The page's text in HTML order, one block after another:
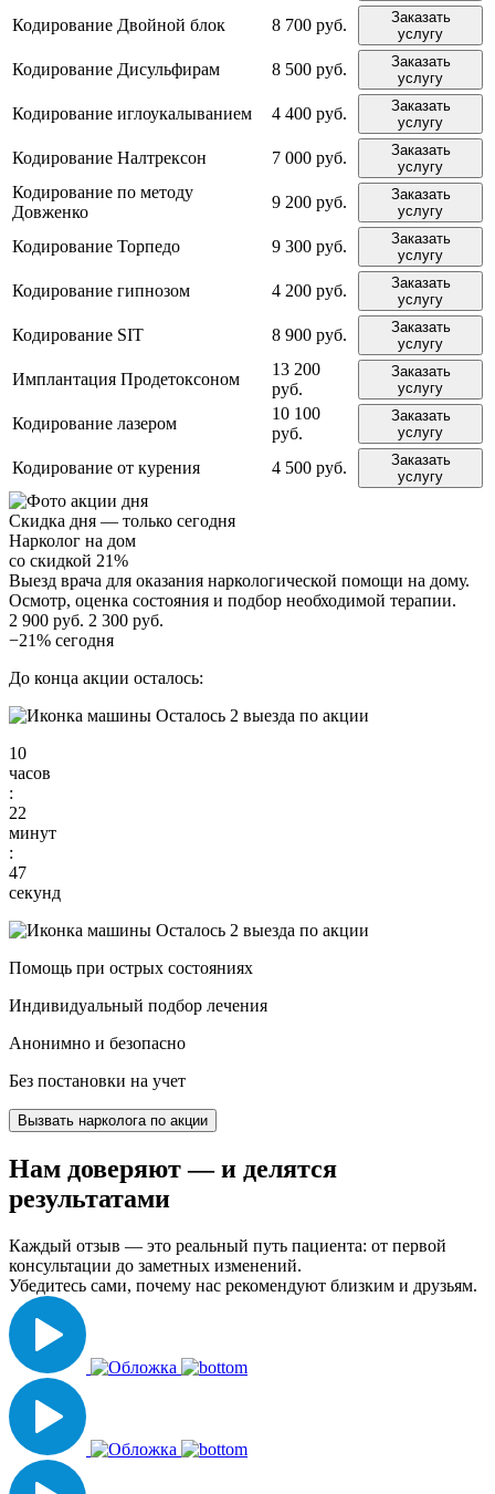
Кодирование Двойной блок 8 700 руб.
Заказать
услугу
Кодирование Дисульфирам 8 500 руб.
Заказать
услугу
Кодирование иглоукалыванием 4 400 руб.
Заказать
услугу
Кодирование Налтрексон 7 000 руб.
Заказать
услугу
Кодирование по методу
Довженко
9 200 руб.
Заказать
услугу
Кодирование Торпедо 9 300 руб.
Заказать
услугу
Кодирование гипнозом 4 200 руб.
Заказать
услугу
Кодирование SIT 8 900 руб.
Заказать
услугу
Имплантация Продетоксоном
13 200
руб.
Заказать
услугу
Кодирование лазером
10 100
руб.
Заказать
услугу
Кодирование от курения 4 500 руб.
Заказать
услугу
Скидка дня — только сегодня
Нарколог на дом
со скидкой 21%
Выезд врача для оказания наркологической помощи на дому.
Осмотр, оценка состояния и подбор необходимой терапии.
2 900 руб. 2 300 руб.
−21% сегодня
До конца акции осталось:
Осталось 2 выезда по акции
10
часов
:
22
минут
:
47
секунд
Осталось 2 выезда по акции
Помощь при острых состояниях
Индивидуальный подбор лечения
Анонимно и безопасно
Без постановки на учет
Вызвать нарколога по акции
Нам доверяют— и делятся
результатами
Каждый отзыв — это реальный путь пациента: от первой
консультации до заметных изменений.
Убедитесь сами, почему нас рекомендуют близким и друзьям.